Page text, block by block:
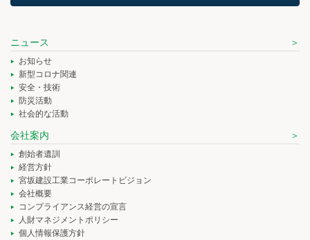
ニュース
お知らせ
新型コロナ関連
安全・技術
防災活動
社会的な活動
会社案内
創始者遺訓
経営方針
宮坂建設工業コーポレートビジョン
会社概要
コンプライアンス経営の宣言
人財マネジメントポリシー
個人情報保護方針